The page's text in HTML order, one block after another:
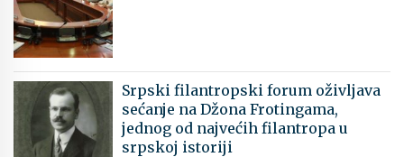
Srpski filantropski forum oživljava
sećanje na Džona Frotingama,
jednog od najvećih filantropa u
srpskoj istoriji